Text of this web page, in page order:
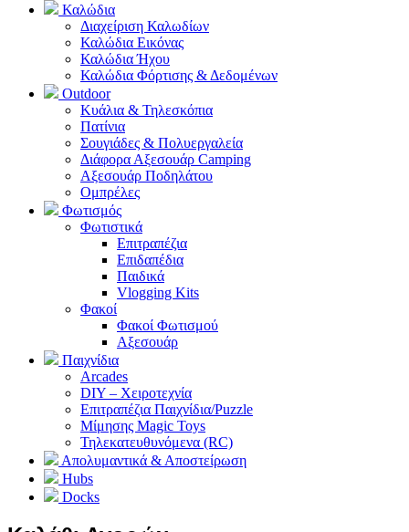
Καλώδια
Διαχείριση Καλωδίων
Καλώδια Εικόνας
Καλώδια Ήχου
Καλώδια Φόρτισης & Δεδομένων
Outdoor
Κυάλια & Τηλεσκόπια
Πατίνια
Σουγιάδες & Πολυεργαλεία
Διάφορα Αξεσουάρ Camping
Αξεσουάρ Ποδηλάτου
Ομπρέλες
Φωτισμός
Φωτιστικά
Επιτραπέζια
Επιδαπέδια
Παιδικά
Vlogging Kits
Φακοί
Φακοί Φωτισμού
Αξεσουάρ
Παιχνίδια
Arcades
DIY – Χειροτεχνία
Επιτραπέζια Παιχνίδια/Puzzle
Μίμησης Magic Toys
Τηλεκατευθυνόμενα (RC)
Απολυμαντικά & Αποστείρωση
Hubs
Docks